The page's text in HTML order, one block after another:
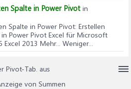
Spalte in Power Pivot in
Spalte in Power Pivot: Erstellen
Power Pivot Excel für Microsoft
2013 Mehr... Weniger...
Pivot-Tab. aus
von Summen